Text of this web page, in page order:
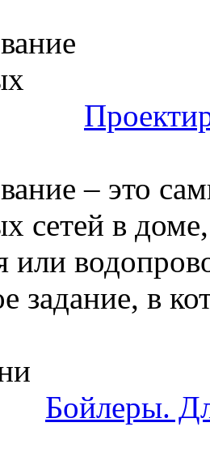
– это
сетей в
или
задание, в
Бойлеры.